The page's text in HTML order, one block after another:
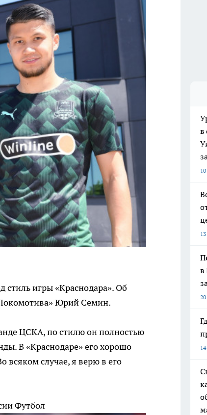
игры «Краснодара». Об
Юрий Семин.
ЦСКА, по стилю он полностью
В «Краснодаре» его хорошо
всяком случае, я верю в его
Футбол
в
в